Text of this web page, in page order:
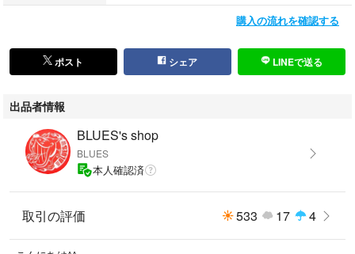
あなたのファッションの幅を広げて
#古着屋BLUES
#古着屋BLUESブーツアイテム一覧
#古着屋BLUESサイドゴアブーツ一覧
↑↑↑
購入の流れを確認する
ポスト シェア LINEで送る
出品者情報
BLUES's shop
BLUES
本人確認済
取引の評価 533 17 4